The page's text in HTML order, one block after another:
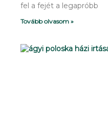
fel a fejét a legapróbb
Tovább olvasom »